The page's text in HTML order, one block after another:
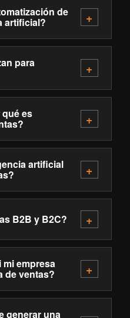
de
artificial?
para
qué es
artificial
B2B y B2C?
empresa
de ventas?
generar una